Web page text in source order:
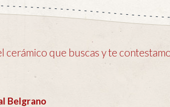
cerámico que buscas y te
Belgrano